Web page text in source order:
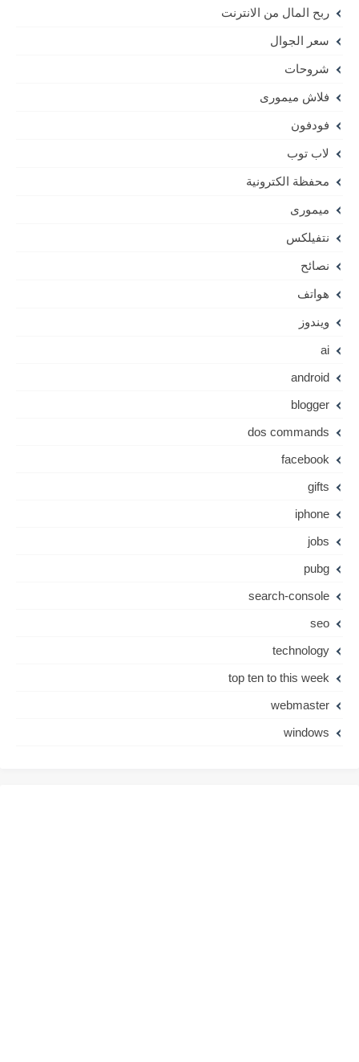
ربح المال من الانترنت
سعر الجوال
شروحات
فلاش ميمورى
فودفون
لاب توب
محفظة الكترونية
ميمورى
نتفيلكس
نصائح
هواتف
ويندوز
ai
android
blogger
dos commands
facebook
gifts
iphone
jobs
pubg
search-console
seo
technology
top ten to this week
webmaster
windows